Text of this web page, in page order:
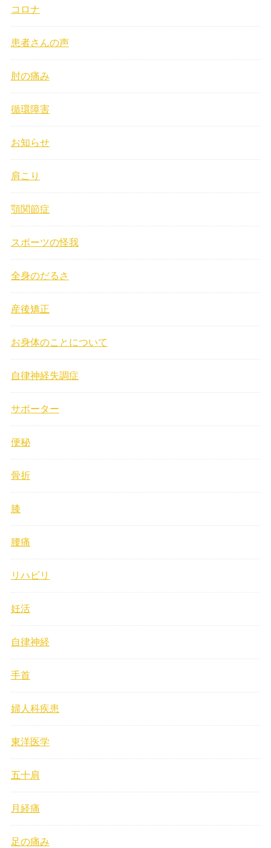
コロナ
患者さんの声
肘の痛み
循環障害
お知らせ
肩こり
顎関節症
スポーツの怪我
全身のだるさ
産後矯正
お身体のことについて
自律神経失調症
サポーター
便秘
骨折
膝
腰痛
リハビリ
妊活
自律神経
手首
婦人科疾患
東洋医学
五十肩
月経痛
足の痛み